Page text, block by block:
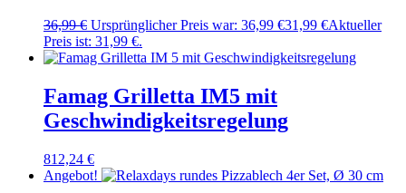
36,99€ Ursprünglicher Preis war: 36,99 €31,99 €Aktueller
Preis ist: 31,99 €.
Famag Grilletta IM5 mit
Geschwindigkeitsregelung
812,24 €
Angebot!